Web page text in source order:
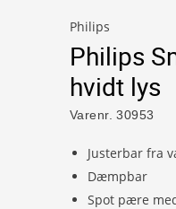
Philips
Philips
hvidt lys
Varenr. 30953
Justerbar fra
Dæmpbar
Spot pære